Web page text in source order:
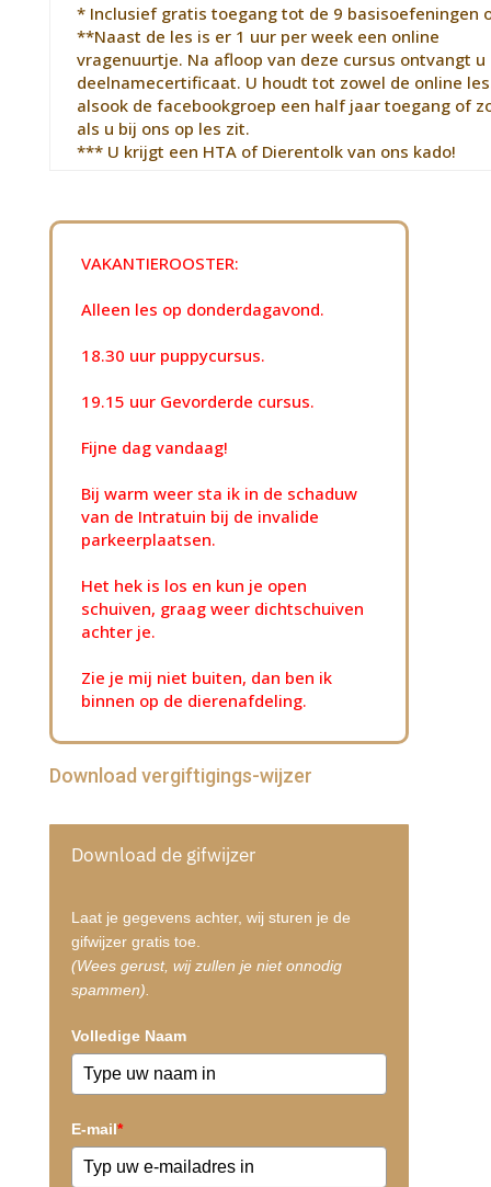
* Inclusief gratis toegang tot de 9 basisoefeningen
**Naast de les is er 1 uur per week een online
vragenuurtje. Na afloop van deze cursus ontvangt u
deelnamecertificaat. U houdt tot zowel de online
alsook de facebookgroep een half jaar toegang of
als u bij ons op les zit.
*** U krijgt een HTA of Dierentolk van ons kado!
VAKANTIEROOSTER:
Alleen les op donderdagavond.
18.30 uur puppycursus.
19.15 uur Gevorderde cursus.
Fijne dag vandaag!
Bij warm weer sta ik in de schaduw
van de Intratuin bij de invalide
parkeerplaatsen.
Het hek is los en kun je open
schuiven, graag weer dichtschuiven
achter je.
Zie je mij niet buiten, dan ben ik
binnen op de dierenafdeling.
Download vergiftigings-wijzer
Download de gifwijzer
Laat je gegevens achter, wij sturen je de
gifwijzer gratis toe.
(Wees gerust, wij zullen je niet onnodig
spammen).
Volledige Naam
E-mail*